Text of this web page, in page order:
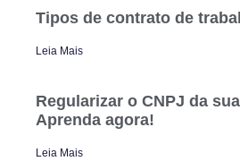
Tipos de contrato de
Leia Mais
Regularizar o CNPJ da
Aprenda agora!
Leia Mais